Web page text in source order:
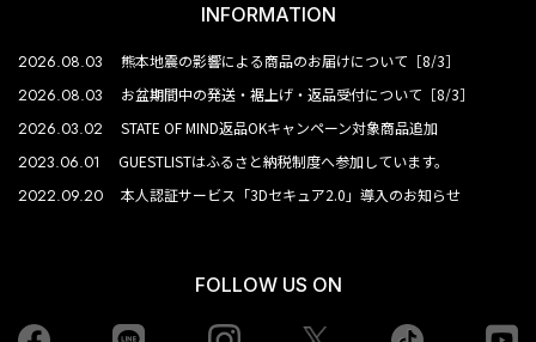
INFORMATION
2026.08.03 熊本地震の影響による商品のお届けについて［8/3］
2026.08.03 お盆期間中の発送・裾上げ・返品受付について［8/3］
2026.03.02 STATE OF MIND返品OKキャンペーン対象商品追加
2023.06.01 GUESTLISTはふるさと納税制度へ参加しています。
2022.09.20 本人認証サービス「3Dセキュア2.0」導入のお知らせ
FOLLOW US ON
Facebook Instagram tiktok